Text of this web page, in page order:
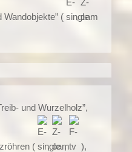
Wandobjekte” (
,
und Wurzelholz”,
( , ,
),